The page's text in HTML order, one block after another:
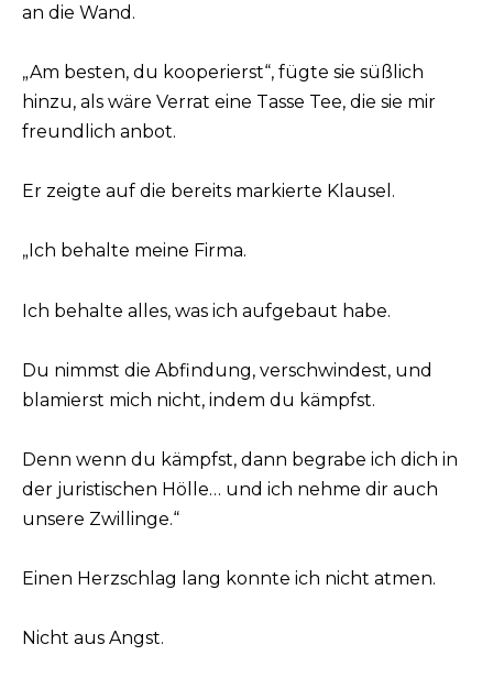
an die Wand.
„Am besten, du kooperierst“, fügte sie süßlich
hinzu, als wäre Verrat eine Tasse Tee, die sie mir
freundlich anbot.
Er zeigte auf die bereits markierte Klausel.
„Ich behalte meine Firma.
Ich behalte alles, was ich aufgebaut habe.
Du nimmst die Abfindung, verschwindest, und
blamierst mich nicht, indem du kämpfst.
Denn wenn du kämpfst, dann begrabe ich dich in
der juristischen Hölle… und ich nehme dir auch
unsere Zwillinge.“
Einen Herzschlag lang konnte ich nicht atmen.
Nicht aus Angst.